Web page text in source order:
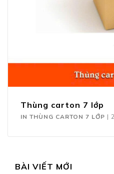
Thùng carton 7 lớp
IN THÙNG CARTON 7 LỚP |
BÀI VIẾT MỚI